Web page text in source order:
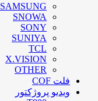
SAMSUNG
SNOWA
SONY
SUNIYA
TCL
X.VISION
OTHER
فلت COF
ویدیو پروژکتور